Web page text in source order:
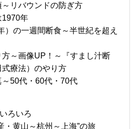
リバウンドの防ぎ方
1970年
）の一週間断食～半世紀を超え
～画像UP！～『すまし汁断
療法）のやり方
～50代・60代・70代
ろいろ
黄山～杭州～上海”の旅